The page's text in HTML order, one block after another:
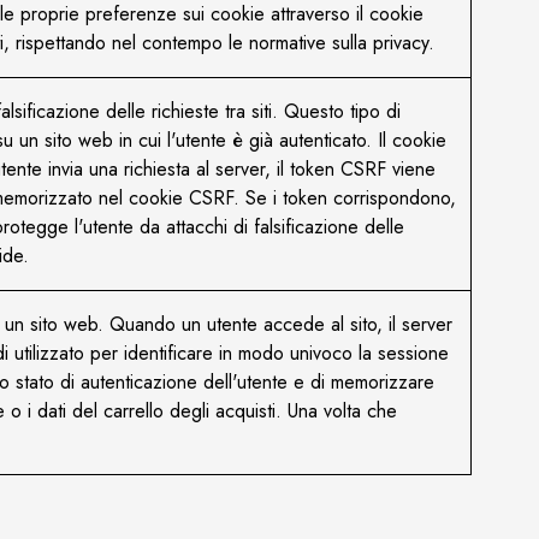
proprie preferenze sui cookie attraverso il cookie
nel contempo le normative sulla privacy.
delle richieste tra siti. Questo tipo di
un sito web in cui l'utente è già autenticato. Il cookie
invia una richiesta al server, il token CSRF viene
nel cookie CSRF. Se i token corrispondono,
l'utente da attacchi di falsificazione delle
sito web. Quando un utente accede al sito, il server
per identificare in modo univoco la sessione
di autenticazione dell'utente e di memorizzare
i dati del carrello degli acquisti. Una volta che